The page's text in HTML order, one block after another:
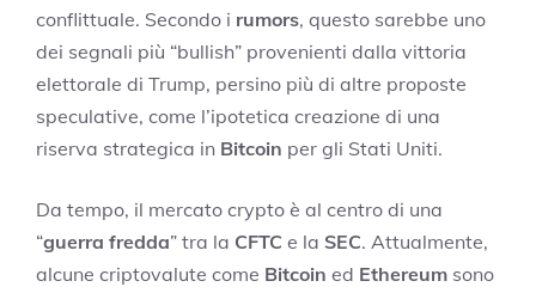
conflittuale. Secondo i rumors, questo sarebbe uno
dei segnali più “bullish” provenienti dalla vittoria
elettorale di Trump, persino più di altre proposte
speculative, come l’ipotetica creazione di una
riserva strategica in Bitcoin per gli Stati Uniti.
Da tempo, il mercato crypto è al centro di una
“guerra fredda” tra la CFTC e la SEC. Attualmente,
alcune criptovalute come Bitcoin ed Ethereum sono